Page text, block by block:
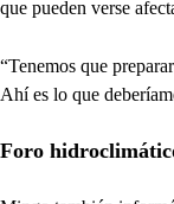
que pueden verse
“Tenemos que
Ahí es lo que
Foro